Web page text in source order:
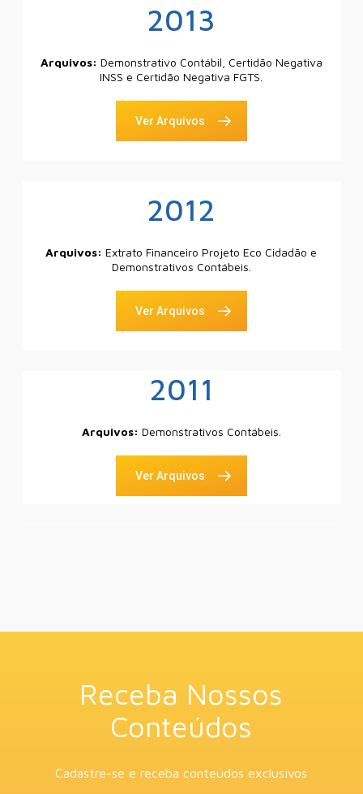
2013
Arquivos: Demonstrativo Contábil, Certidão Negativa
INSS e Certidão Negativa FGTS.
Ver Arquivos
2012
Arquivos:Extrato Financeiro Projeto Eco Cidadão e
Demonstrativos Contábeis.
Ver Arquivos
2011
Arquivos: Demonstrativos Contábeis.
Ver Arquivos
Receba Nossos
Conteúdos
Cadastre-se e receba conteúdos exclusivos